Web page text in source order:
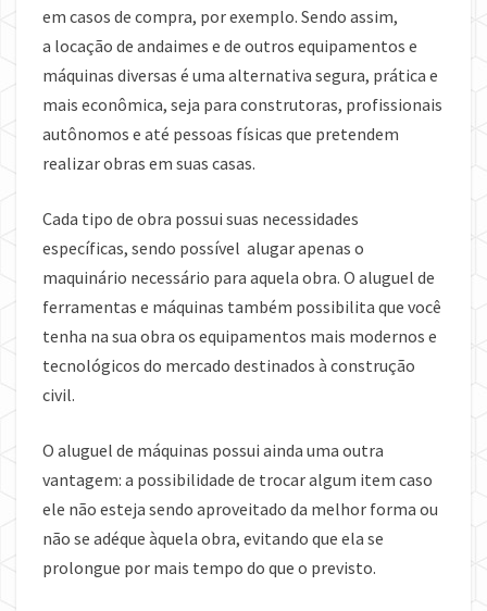
em casos de compra, por exemplo. Sendo assim,
a locação de andaimes e de outros equipamentos e
máquinas diversas é uma alternativa segura, prática e
mais econômica, seja para construtoras, profissionais
autônomos e até pessoas físicas que pretendem
realizar obras em suas casas.
Cada tipo de obra possui suas necessidades
específicas, sendo possível alugar apenas o
maquinário necessário para aquela obra. O aluguel de
ferramentas e máquinas também possibilita que você
tenha na sua obra os equipamentos mais modernos e
tecnológicos do mercado destinados à construção
civil.
O aluguel de máquinas possui ainda uma outra
vantagem: a possibilidade de trocar algum item caso
ele não esteja sendo aproveitado da melhor forma ou
não se adéque àquela obra, evitando que ela se
prolongue por mais tempo do que o previsto.